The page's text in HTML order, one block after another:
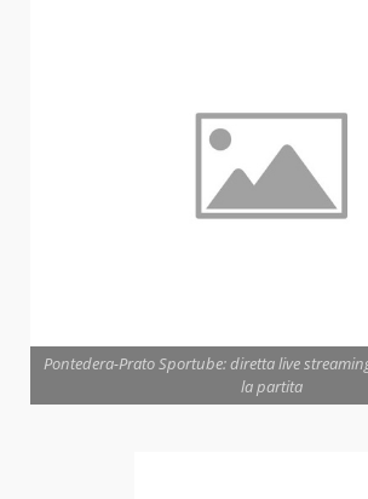
Pontedera-Prato Sportube: diretta live
la partita